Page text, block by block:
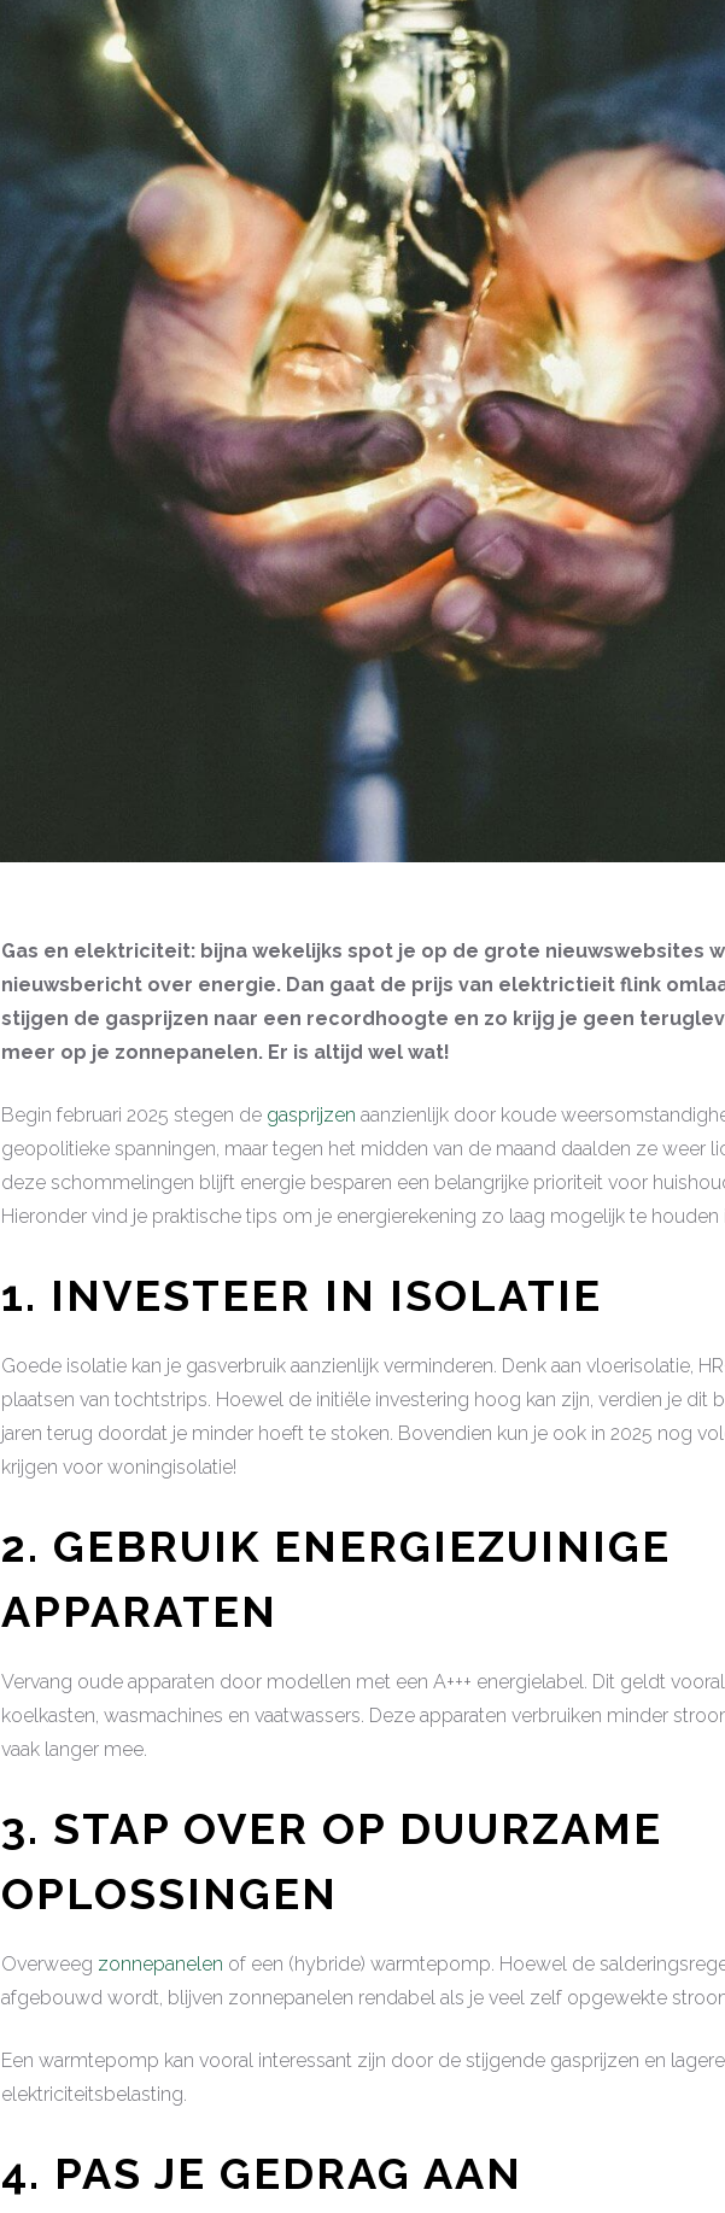
Gas en elektriciteit: bijna wekelijks spot je op de grote nieuwswebsites
nieuwsbericht over energie. Dan gaat de prijs van elektrictieit flink
stijgen de gasprijzen naar een recordhoogte en zo krijg je geen
meer op je zonnepanelen. Er is altijd wel wat!
Begin februari 2025 stegen de gasprijzen aanzienlijk door koude
geopolitieke spanningen, maar tegen het midden van de maand daalden ze weer
deze schommelingen blijft energie besparen een belangrijke prioriteit voor
Hieronder vind je praktische tips om je energierekening zo laag mogelijk te houden
1. INVESTEER IN ISOLATIE
Goede isolatie kan je gasverbruik aanzienlijk verminderen. Denk aan vloerisolatie,
plaatsen van tochtstrips. Hoewel de initiële investering hoog kan zijn, verdien je dit
jaren terug doordat je minder hoeft te stoken. Bovendien kun je ook in 2025 nog
krijgen voor woningisolatie!
2. GEBRUIK ENERGIEZUINIGE
APPARATEN
Vervang oude apparaten door modellen met een A+++ energielabel. Dit geldt
koelkasten, wasmachines en vaatwassers. Deze apparaten verbruiken minder
vaak langer mee.
3. STAP OVER OP DUURZAME
OPLOSSINGEN
Overweeg zonnepanelen of een (hybride) warmtepomp. Hoewel de
afgebouwd wordt, blijven zonnepanelen rendabel als je veel zelf opgewekte
Een warmtepomp kan vooral interessant zijn door de stijgende gasprijzen en lagere
elektriciteitsbelasting.
4. PAS JE GEDRAG AAN